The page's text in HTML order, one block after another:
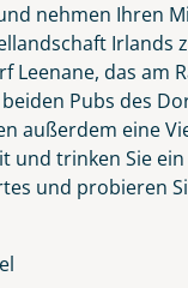
nehmen Ihren
Irlands
das am
Pubs des
außerdem eine
und trinken Sie
und probieren